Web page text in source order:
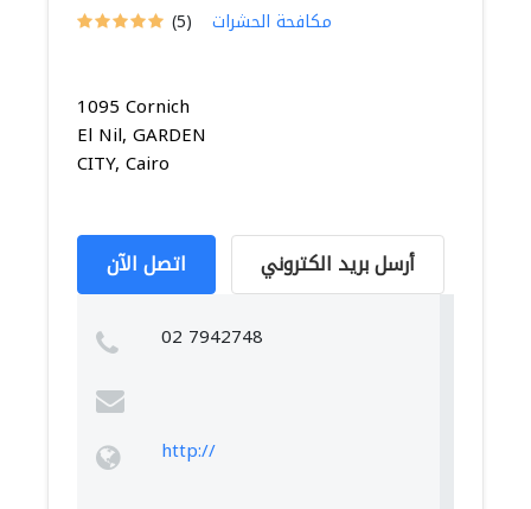
(5) مكافحة الحشرات
1095 Cornich
El Nil, GARDEN
CITY, Cairo
اتصل الآن أرسل بريد الكتروني
02 7942748
http://